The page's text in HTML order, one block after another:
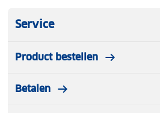
Service
Product bestellen
Betalen